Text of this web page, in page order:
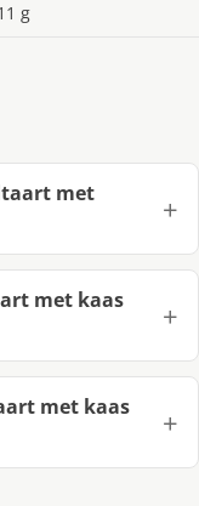
g
met
met kaas
met kaas